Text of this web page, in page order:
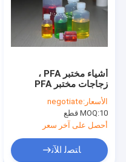
أشياء مختبر PFA ،
زجاجات مختبر PFA
الأسعار:negotiate
MOQ:10 قطع
أحصل على آخر سعر
ﺎﺘﺼﻟ ﺍﻶﻧ